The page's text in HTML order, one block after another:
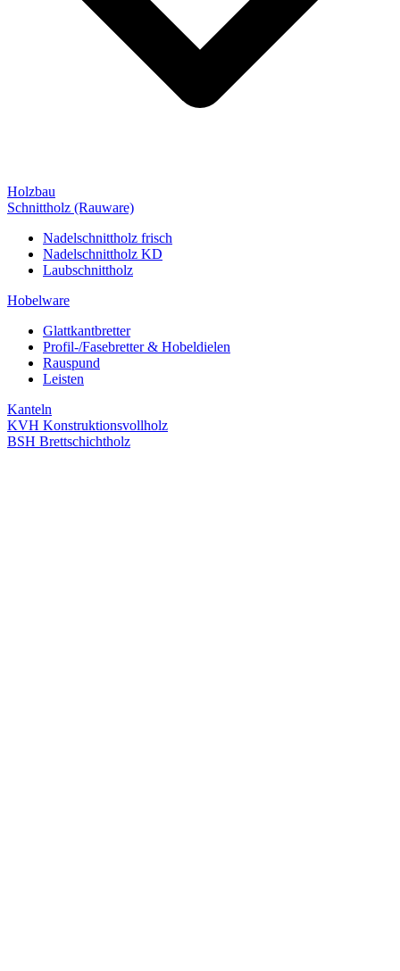
Holzbau
Schnittholz (Rauware)
Nadelschnittholz frisch
Nadelschnittholz KD
Laubschnittholz
Hobelware
Glattkantbretter
Profil-/Fasebretter & Hobeldielen
Rauspund
Leisten
Kanteln
KVH Konstruktionsvollholz
BSH Brettschichtholz